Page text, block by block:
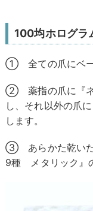
100均ホログラ
① 全ての爪にベー
② 薬指の爪に『ネ
し、それ以外の爪
します。
③ あらかた乾いた
9種 メタリック』